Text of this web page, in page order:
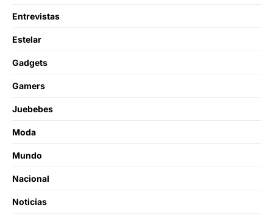
Entrevistas
Estelar
Gadgets
Gamers
Juebebes
Moda
Mundo
Nacional
Noticias